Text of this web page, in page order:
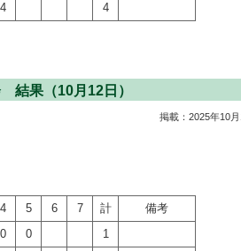
4 4
結果（10月12日）
掲載：2025年10
4 5 6 7 計
備考
0 0
1